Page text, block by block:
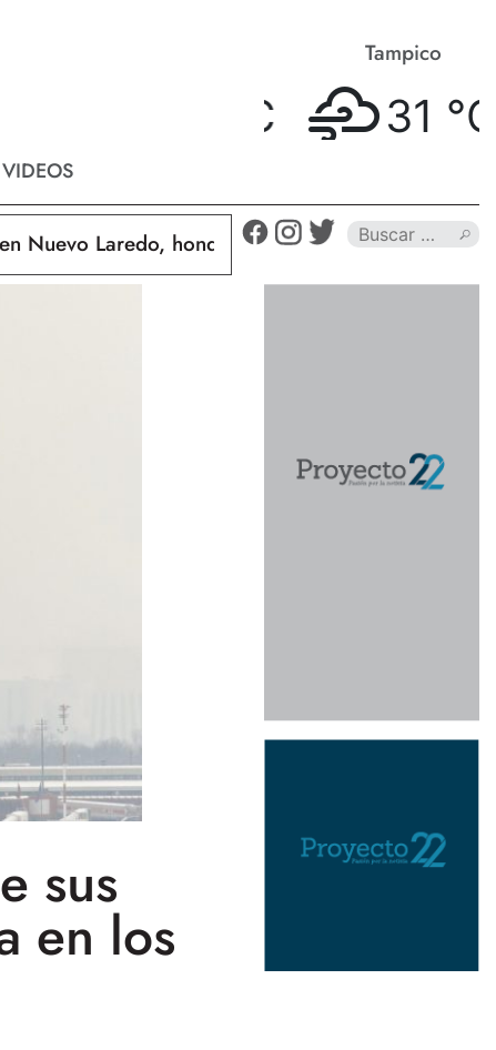
VIDEOS
Tampico
31 ° C
Laredo, hondureño muere calcinado
sus
en los